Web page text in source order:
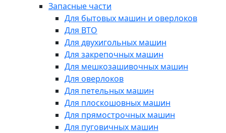
Запасные части
Для бытовых машин и оверлоков
Для ВТО
Для двухигольных машин
Для закрепочных машин
Для мешкозашивочных машин
Для оверлоков
Для петельных машин
Для плоскошовных машин
Для прямострочных машин
Для пуговичных машин